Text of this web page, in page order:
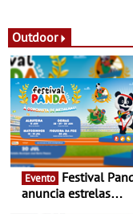
Outdoor
Evento
anuncia estrelas